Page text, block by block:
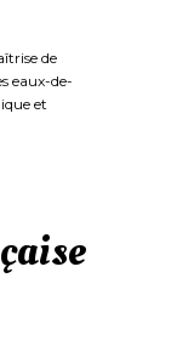
de
eaux-de-
et